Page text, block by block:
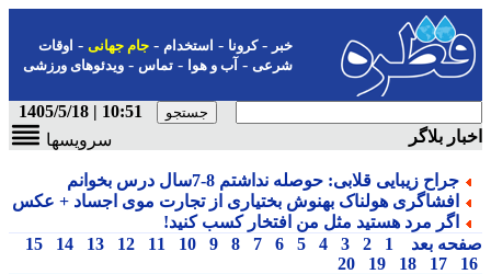
-کرونا-استخدام- جام جهانی-اوقات
شرعی-آب و هوا-تماس-ویدئوهای ورزشی
10:51 | 1405/5/18
بلاگر
سرویسها
جراح زیبایی قلابی: حوصله نداشتم 8-7سال درس بخوانم
افشاگری هولناک بهنوش بختیاری از تجارت موی اجساد + عکس
اگر مرد هستید مثل من افتخار کسب کنید!
بعد
1
2
3
4
5
6
7
8
9
10
11
12
13
14
15
17
18
19
20